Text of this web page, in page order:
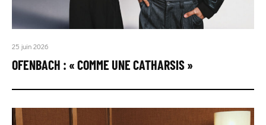
25 juin 2026
OFENBACH : « COMME UNE CATHARSIS »